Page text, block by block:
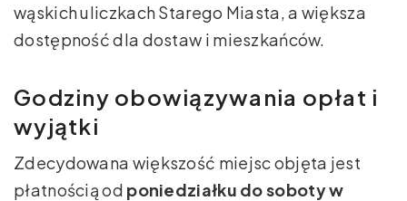
wąskich uliczkach Starego Miasta, a większa
dostępność dla dostaw i mieszkańców.
Godziny obowiązywania opłat i
wyjątki
Zdecydowana większość miejsc objęta jest
płatnością od poniedziałku do soboty w